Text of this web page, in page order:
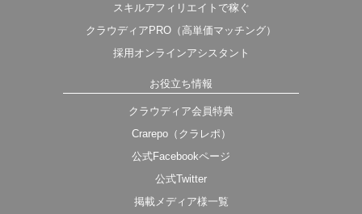
スキルアフィリエイトで稼ぐ
クラウディアPRO（高単価マッチング）
採用オンラインアシスタント
お役立ち情報
クラウディア会員特典
Crarepo（クラレポ）
公式Facebookページ
公式Twitter
掲載メディア様一覧